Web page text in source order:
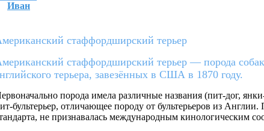
Ивaн
стаффордширский терьер
стаффордширский терьер — порода
терьера, завезённых в США в 1870 году.
порода имела различные названия (пит-дог,
бультерьер, отличающее породу от бультерьеров из
не признавалась международным кинологическим